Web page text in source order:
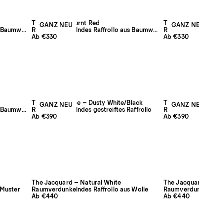
Raumverdunkelndes Raffrollo aus Baumwolle und Leinen
GANZ NEU
The Shade – Burnt Red
Raumverdunkelndes Raffrollo aus Baumwolle und Leinen
Ab €330
GANZ
The Shade
Ab €330
Raumverdunkelndes Raffrollo aus Baumwolle und Leinen
GANZ NEU
The Triple Stripe – Dusty White/Black
Raumverdunkelndes gestreiftes Raffrollo
Ab €390
GANZ
The Triple
Ab €390
The Jacquard – Natural White
Raumverdunkelndes Raffrollo aus Wolle
Ab €440
The
Ab €440